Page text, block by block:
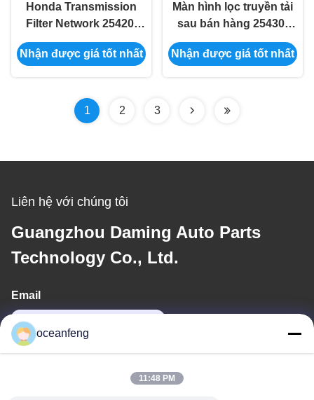
Honda Transmission
Filter Network 25420-
5X9-003
Nhận được giá tốt nhất
Màn hình lọc truyền tải
sau bán hàng 25430-
PLR-003/25430-R5L-003
Nhận được giá tốt nhất
1 2 3
Liên hệ với chúng tôi
Guangzhou Daming Auto Parts
Technology Co., Ltd.
Email
oceanfeng
11:48 PM